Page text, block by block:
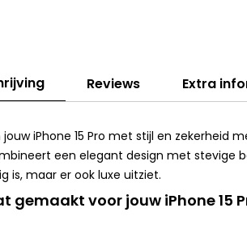
Reviews Extra
iPhone 15 Pro met stijl en zekerheid
een elegant design met stevige
is, maar er ook luxe uitziet.
gemaakt voor jouw iPhone 15